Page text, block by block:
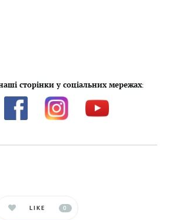
сторінки у соціальних мережах:
LIKE 0